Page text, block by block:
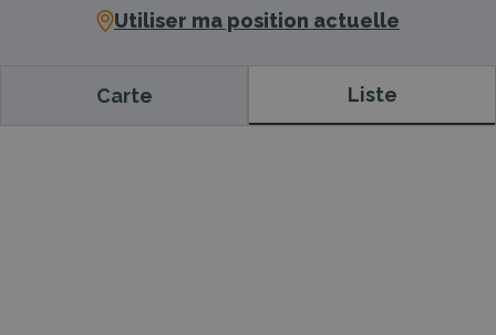
Utiliser ma position actuelle
Carte Liste